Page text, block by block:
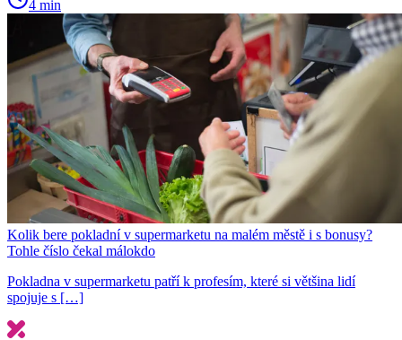
4 min
Kolik bere pokladní v supermarketu na malém městě i s bonusy?
Tohle číslo čekal málokdo
Pokladna v supermarketu patří k profesím, které si většina lidí
spojuje s […]